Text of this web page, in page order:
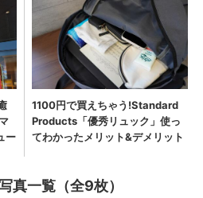
真一覧（全9枚）